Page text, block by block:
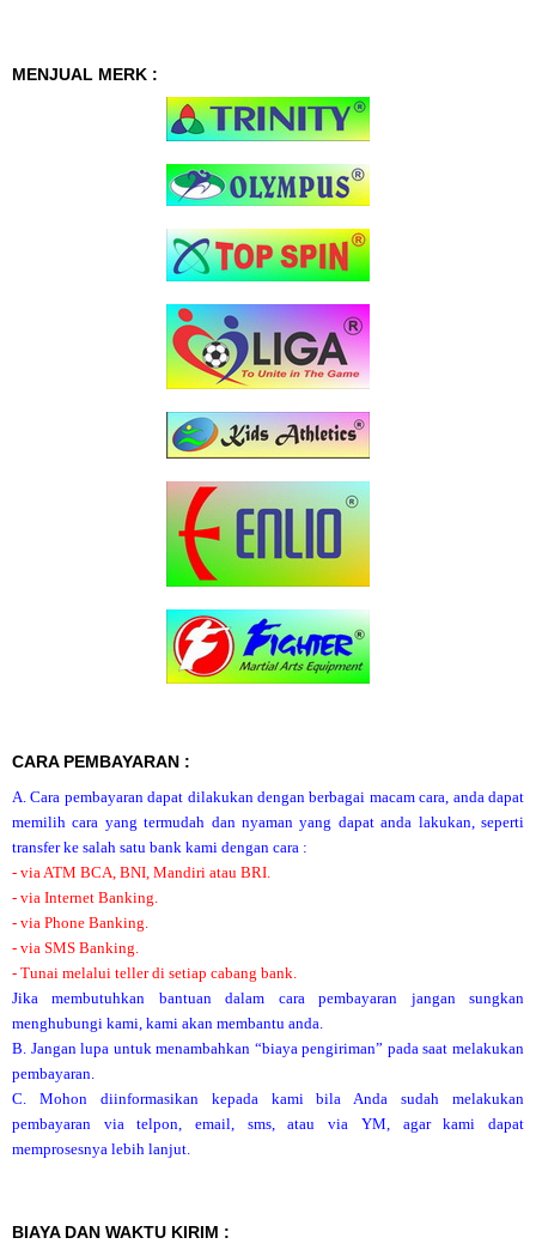
MENJUAL MERK :
CARA PEMBAYARAN :
A. Cara pembayaran dapat dilakukan dengan berbagai macam cara, anda dapat
memilih cara yang termudah dan nyaman yang dapat anda lakukan, seperti
transfer ke salah satu bank kami dengan cara :
- via ATM BCA, BNI, Mandiri atau BRI.
- via Internet Banking.
- via Phone Banking.
- via SMS Banking.
- Tunai melalui teller di setiap cabang bank.
Jika membutuhkan bantuan dalam cara pembayaran jangan sungkan
menghubungi kami, kami akan membantu anda.
B. Jangan lupa untuk menambahkan “biaya pengiriman” pada saat melakukan
pembayaran.
C. Mohon diinformasikan kepada kami bila Anda sudah melakukan
pembayaran via telpon, email, sms, atau via YM, agar kami dapat
memprosesnya lebih lanjut.
BIAYA DAN WAKTU KIRIM :